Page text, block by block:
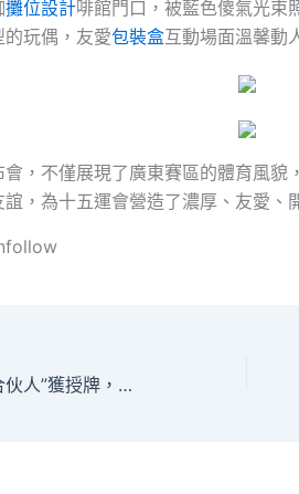
攤位設計啡館門口，被藍色傻氣光束
玩偶，友愛包裝盒互動場面溫馨動
會，不僅展現了廣東賽區的體育風貌
誼，為十五運會營造了濃厚、友愛、
新一批“海珠海內合伙人”獲授牌，促進廣州海珠與JIUYI俱意室內設計海內經貿文明交通